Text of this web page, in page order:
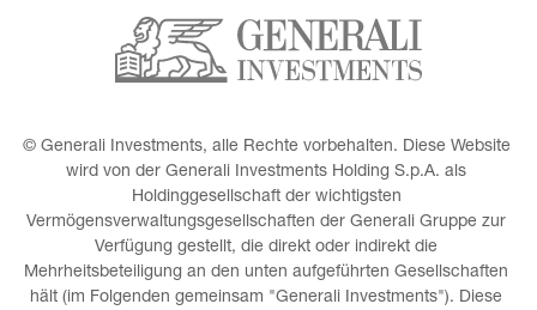
© Generali Investments, alle Rechte vorbehalten. Diese Website
wird von der Generali Investments Holding S.p.A. als
Holdinggesellschaft der wichtigsten
Vermögensverwaltungsgesellschaften der Generali Gruppe zur
Verfügung gestellt, die direkt oder indirekt die
Mehrheitsbeteiligung an den unten aufgeführten Gesellschaften
hält (im Folgenden gemeinsam "Generali Investments"). Diese